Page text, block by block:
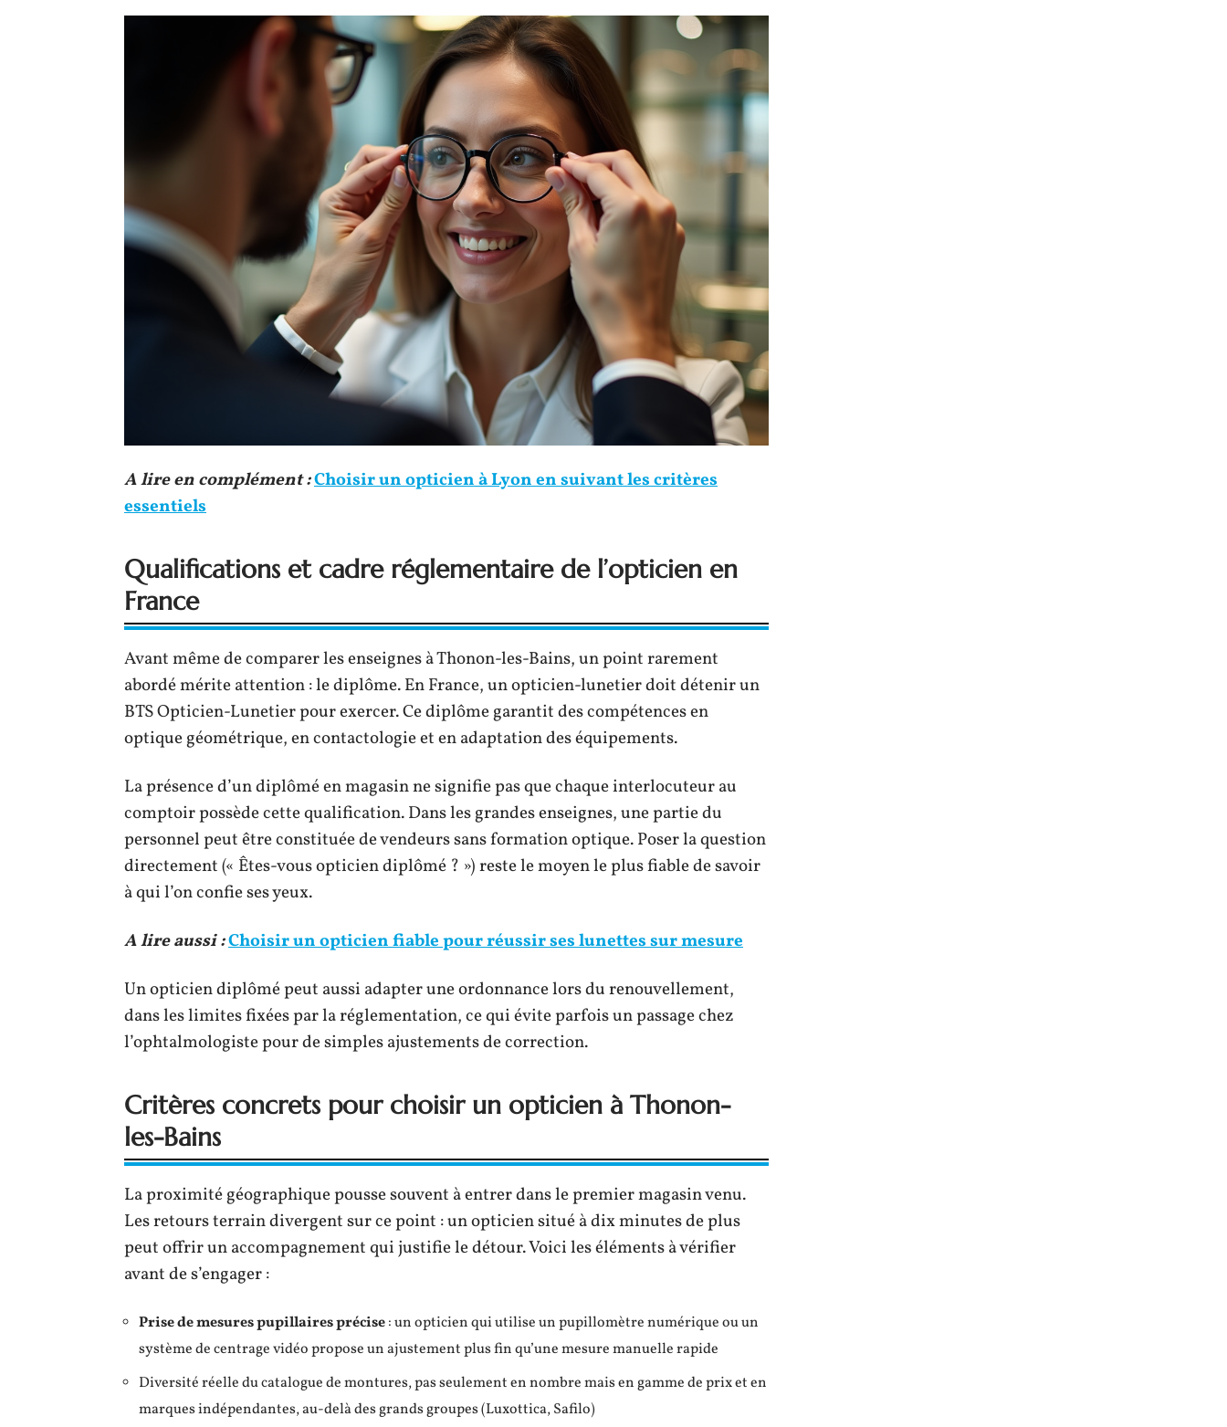
A lire en complément :Choisir un opticien à Lyon en suivant les critères
essentiels
Qualifications et cadre réglementaire de l’opticien en
France
Avant même de comparer les enseignes à Thonon-les-Bains, un point rarement
abordé mérite attention : le diplôme. En France, un opticien-lunetier doit détenir un
BTS Opticien-Lunetier pour exercer. Ce diplôme garantit des compétences en
optique géométrique, en contactologie et en adaptation des équipements.
La présence d’un diplômé en magasin ne signifie pas que chaque interlocuteur au
comptoir possède cette qualification. Dans les grandes enseignes, une partie du
personnel peut être constituée de vendeurs sans formation optique. Poser la question
directement (« Êtes-vous opticien diplômé ? ») reste le moyen le plus fiable de savoir
à qui l’on confie ses yeux.
A lire aussi :Choisir un opticien fiable pour réussir ses lunettes sur mesure
Un opticien diplômé peut aussi adapter une ordonnance lors du renouvellement,
dans les limites fixées par la réglementation, ce qui évite parfois un passage chez
l’ophtalmologiste pour de simples ajustements de correction.
Critères concrets pour choisir un opticien à Thonon-
les-Bains
La proximité géographique pousse souvent à entrer dans le premier magasin venu.
Les retours terrain divergent sur ce point : un opticien situé à dix minutes de plus
peut offrir un accompagnement qui justifie le détour. Voici les éléments à vérifier
avant de s’engager :
Prise de mesures pupillaires précise: un opticien qui utilise un pupillomètre numérique ou un
système de centrage vidéo propose un ajustement plus fin qu’une mesure manuelle rapide
Diversité réelle du catalogue de montures, pas seulement en nombre mais en gamme de prix et en
marques indépendantes, au-delà des grands groupes (Luxottica, Safilo)